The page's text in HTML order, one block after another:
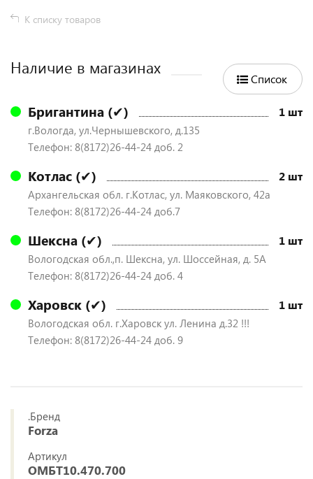
К списку товаров
Наличие в магазинах
Список
Бригантина (✔) 1 шт
г.Вологда, ул.Чернышевского, д.135
Телефон: 8(8172)26-44-24 доб. 2
Котлас (✔) 2 шт
Архангельская обл. г.Котлас, ул. Маяковского, 42а
Телефон: 8(8172)26-44-24 доб.7
Шексна (✔) 1 шт
Вологодская обл.,п. Шексна, ул. Шоссейная, д. 5А
Телефон: 8(8172)26-44-24 доб. 4
Харовск (✔) 1 шт
Вологодская обл. г.Харовск ул. Ленина д.32 !!!
Телефон: 8(8172)26-44-24 доб. 9
.Бренд
Forza
Артикул
ОМБТ10.470.700